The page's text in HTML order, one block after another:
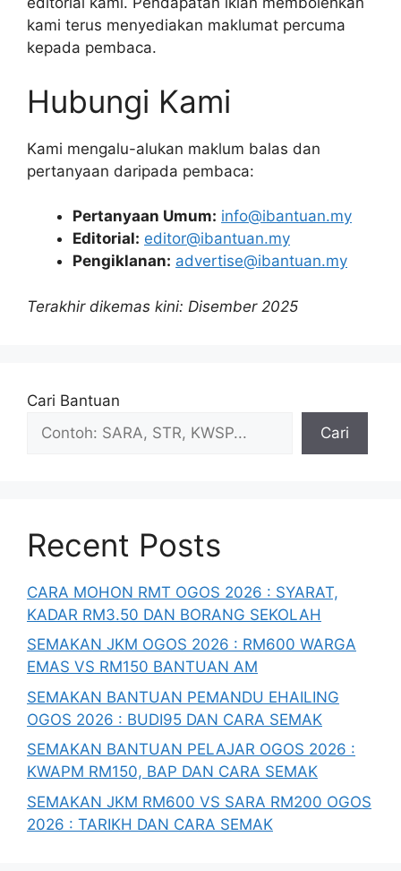
kami terus menyediakan maklumat percuma
kepada pembaca.
Hubungi Kami
Kami mengalu-alukan maklum balas dan
pertanyaan daripada pembaca:
Pertanyaan Umum: info@ibantuan.my
Editorial: editor@ibantuan.my
Pengiklanan: advertise@ibantuan.my
Terakhir dikemas kini: Disember 2025
Cari Bantuan
Cari
Recent Posts
CARA MOHON RMT OGOS 2026 : SYARAT,
KADAR RM3.50 DAN BORANG SEKOLAH
SEMAKAN JKM OGOS 2026 : RM600 WARGA
EMAS VS RM150 BANTUAN AM
SEMAKAN BANTUAN PEMANDU EHAILING
OGOS 2026 : BUDI95 DAN CARA SEMAK
SEMAKAN BANTUAN PELAJAR OGOS 2026 :
KWAPM RM150, BAP DAN CARA SEMAK
SEMAKAN JKM RM600 VS SARA RM200 OGOS
2026 : TARIKH DAN CARA SEMAK